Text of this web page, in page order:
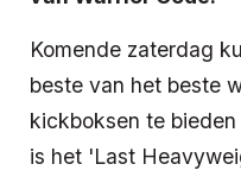
Komende zaterdag
beste van het beste
kickboksen te
is het 'Last